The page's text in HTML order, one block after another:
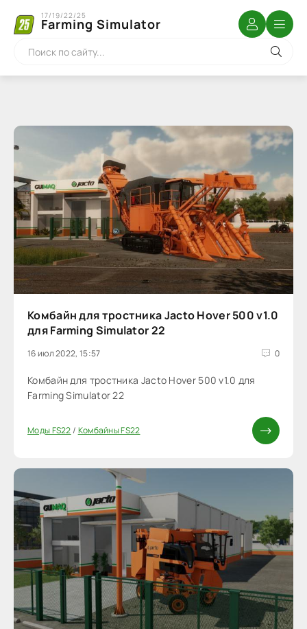
Farming Simulator
17/19/22/25
Комбайн для тростника Jacto Hover 500 v1.0
для Farming Simulator 22
16 июл 2022, 15:57 0
Комбайн для тростника Jacto Hover 500 v1.0 для
Farming Simulator 22
Моды FS22/ Комбайны FS22